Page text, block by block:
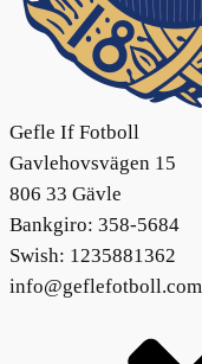
Gefle If Fotboll
Gavlehovsvägen 15
806 33 Gävle
Bankgiro: 358-5684
Swish: 1235881362
info@geflefotboll.com